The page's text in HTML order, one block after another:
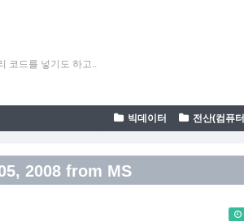
코드를 넣기도 하고..
빅데이터 전산(컴퓨
2008 from MS